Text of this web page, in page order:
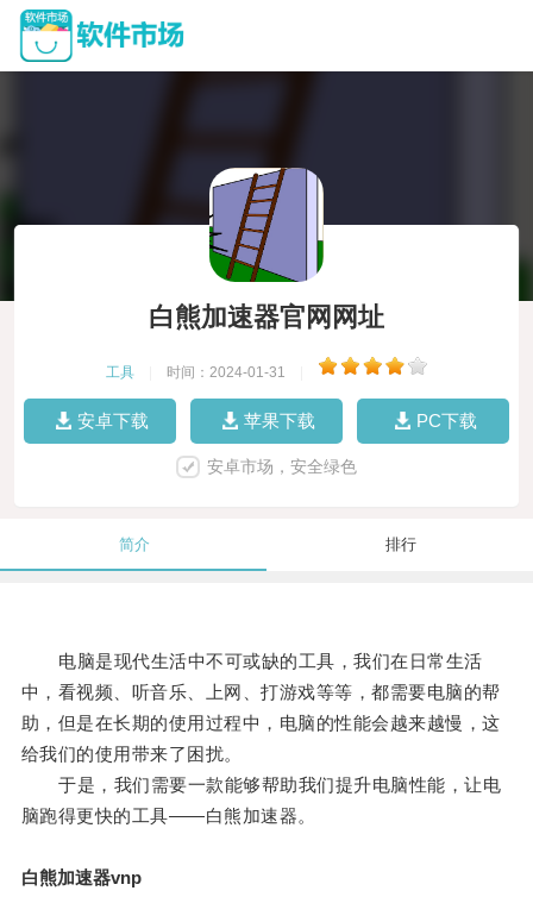
白熊加速器官网网址
工具 时间：2024-01-31
安卓下载 苹果下载 PC下载
安卓市场，安全绿色
简介 排行
电脑是现代生活中不可或缺的工具，我们在日常生活
中，看视频、听音乐、上网、打游戏等等，都需要电脑的帮
助，但是在长期的使用过程中，电脑的性能会越来越慢，这
给我们的使用带来了困扰。
于是，我们需要一款能够帮助我们提升电脑性能，让电
脑跑得更快的工具——白熊加速器。
白熊加速器vnp